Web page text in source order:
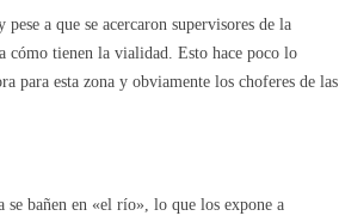
a que se acercaron supervisores de la
cómo tienen la vialidad. Esto hace poco lo
para esta zona y obviamente los choferes de las
bañen en «el río», lo que los expone a